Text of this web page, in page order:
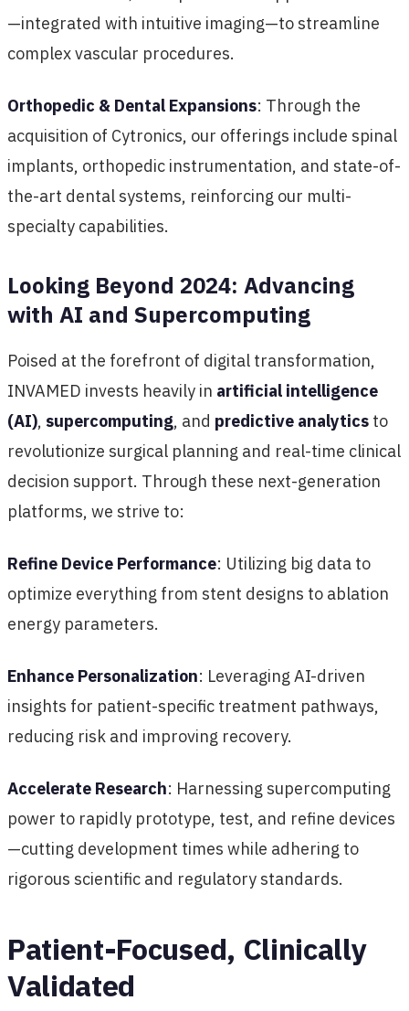
—integrated with intuitive imaging—to streamline
complex vascular procedures.
Orthopedic & Dental Expansions: Through the
acquisition of Cytronics, our offerings include spinal
implants, orthopedic instrumentation, and state-of-
the-art dental systems, reinforcing our multi-
specialty capabilities.
Looking Beyond 2024: Advancing
with AI and Supercomputing
Poised at the forefront of digital transformation,
INVAMED invests heavily in artificial intelligence
(AI), supercomputing, and predictive analytics to
revolutionize surgical planning and real-time clinical
decision support. Through these next-generation
platforms, we strive to:
Refine Device Performance: Utilizing big data to
optimize everything from stent designs to ablation
energy parameters.
Enhance Personalization: Leveraging AI-driven
insights for patient-specific treatment pathways,
reducing risk and improving recovery.
Accelerate Research: Harnessing supercomputing
power to rapidly prototype, test, and refine devices
—cutting development times while adhering to
rigorous scientific and regulatory standards.
Patient-Focused, Clinically
Validated